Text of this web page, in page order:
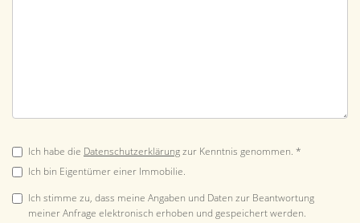
Ich habe die Datenschutzerklärungzur Kenntnis genommen. *
Ich bin Eigentümer einer Immobilie.
Ich stimme zu, dass meine Angaben und Daten zur Beantwortung
meiner Anfrage elektronisch erhoben und gespeichert werden.